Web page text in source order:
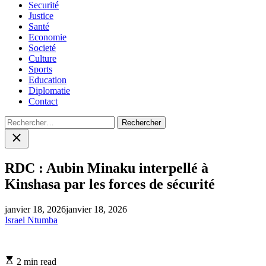
Securité
Justice
Santé
Economie
Societé
Culture
Sports
Education
Diplomatie
Contact
Rechercher :
Close
search
RDC : Aubin Minaku interpellé à
Kinshasa par les forces de sécurité
janvier 18, 2026janvier 18, 2026
Israel Ntumba
Estimated
2 min read